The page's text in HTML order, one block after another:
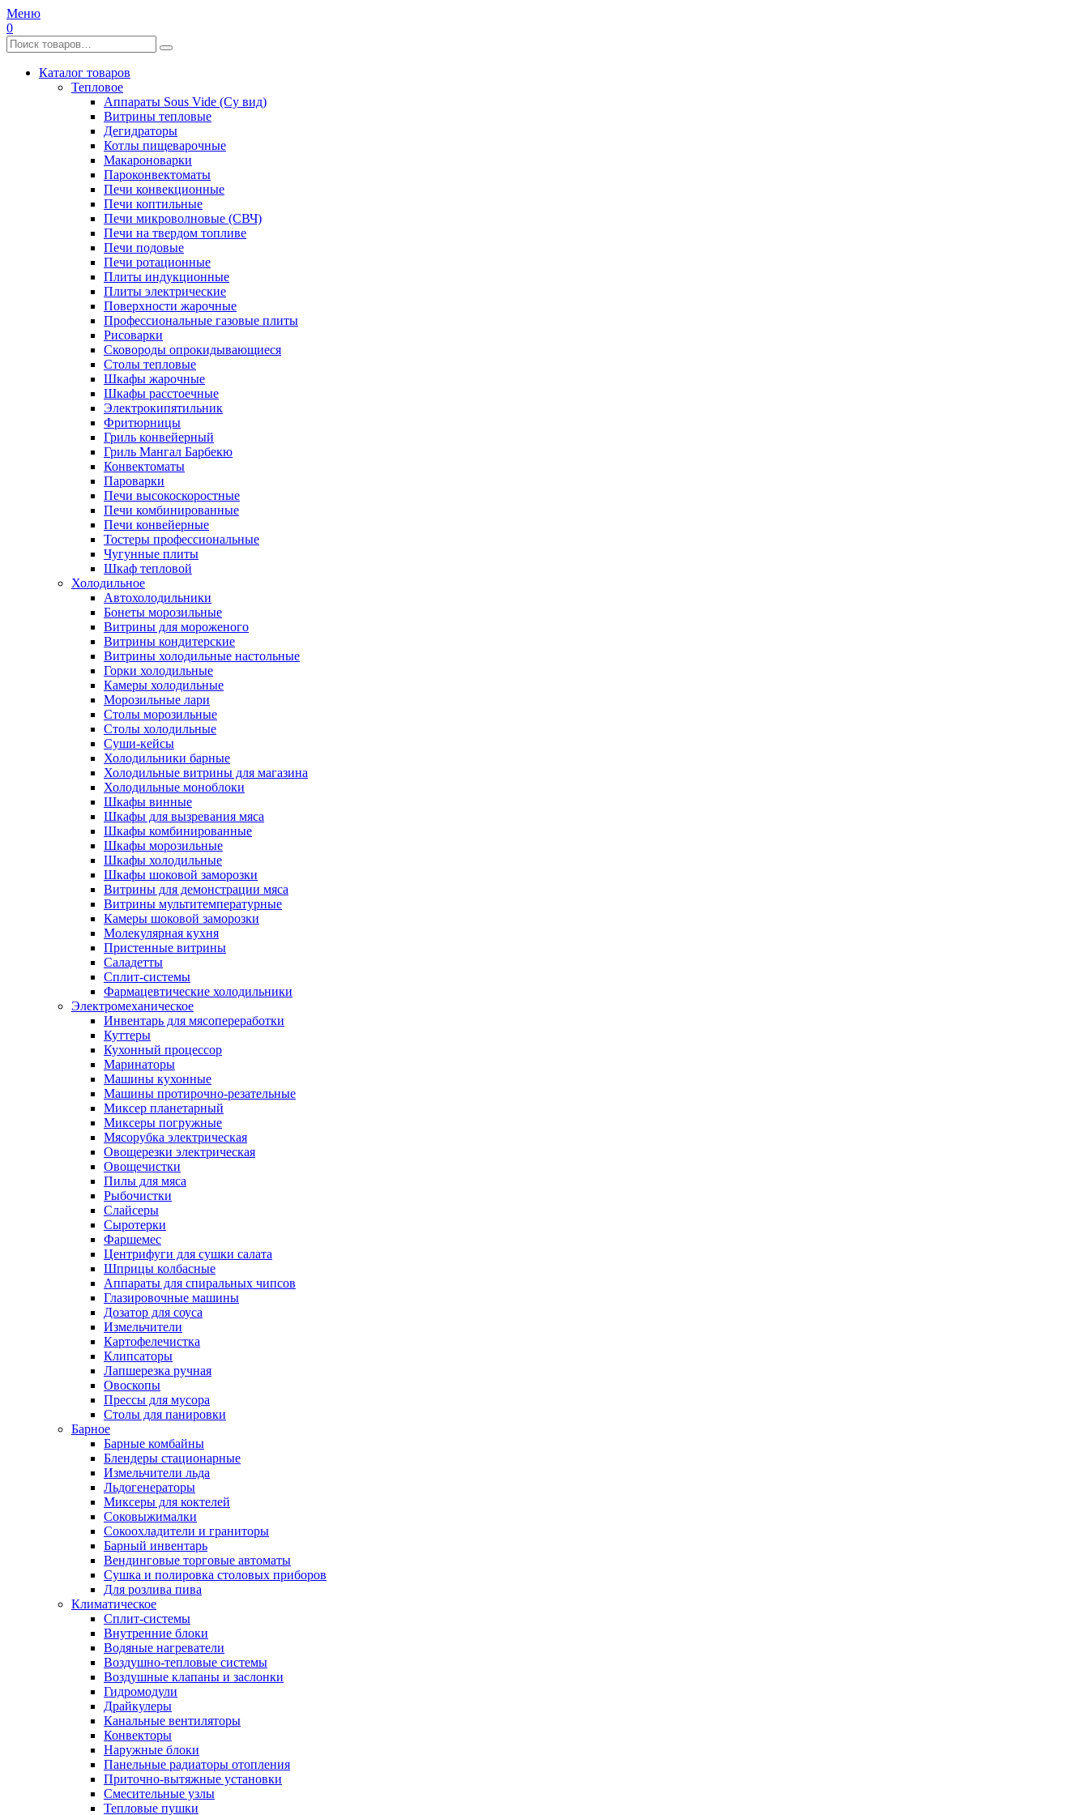
Меню
0
Каталог товаров
Тепловое
Аппараты Sous Vide (Су вид)
Витрины тепловые
Дегидраторы
Котлы пищеварочные
Макароноварки
Пароконвектоматы
Печи конвекционные
Печи коптильные
Печи микроволновые (СВЧ)
Печи на твердом топливе
Печи подовые
Печи ротационные
Плиты индукционные
Плиты электрические
Поверхности жарочные
Профессиональные газовые плиты
Рисоварки
Сковороды опрокидывающиеся
Столы тепловые
Шкафы жарочные
Шкафы расстоечные
Электрокипятильник
Фритюрницы
Гриль конвейерный
Гриль Мангал Барбекю
Конвектоматы
Пароварки
Печи высокоскоростные
Печи комбинированные
Печи конвейерные
Тостеры профессиональные
Чугунные плиты
Шкаф тепловой
Холодильное
Автохолодильники
Бонеты морозильные
Витрины для мороженого
Витрины кондитерские
Витрины холодильные настольные
Горки холодильные
Камеры холодильные
Морозильные лари
Столы морозильные
Столы холодильные
Суши-кейсы
Холодильники барные
Холодильные витрины для магазина
Холодильные моноблоки
Шкафы винные
Шкафы для вызревания мяса
Шкафы комбинированные
Шкафы морозильные
Шкафы холодильные
Шкафы шоковой заморозки
Витрины для демонстрации мяса
Витрины мультитемпературные
Камеры шоковой заморозки
Молекулярная кухня
Пристенные витрины
Саладетты
Сплит-системы
Фармацевтические холодильники
Электромеханическое
Инвентарь для мясопереработки
Куттеры
Кухонный процессор
Маринаторы
Машины кухонные
Машины протирочно-резательные
Миксер планетарный
Миксеры погружные
Мясорубка электрическая
Овощерезки электрическая
Овощечистки
Пилы для мяса
Рыбочистки
Слайсеры
Сыротерки
Фаршемес
Центрифуги для сушки салата
Шприцы колбасные
Аппараты для спиральных чипсов
Глазировочные машины
Дозатор для соуса
Измельчители
Картофелечистка
Клипсаторы
Лапшерезка ручная
Овоскопы
Прессы для мусора
Столы для панировки
Барное
Барные комбайны
Блендеры стационарные
Измельчители льда
Льдогенераторы
Миксеры для коктелей
Соковыжималки
Сокоохладители и граниторы
Барный инвентарь
Вендинговые торговые автоматы
Сушка и полировка столовых приборов
Для розлива пива
Климатическое
Сплит-системы
Внутренние блоки
Водяные нагреватели
Воздушно-тепловые системы
Воздушные клапаны и заслонки
Гидромодули
Драйкулеры
Канальные вентиляторы
Конвекторы
Наружные блоки
Панельные радиаторы отопления
Приточно-вытяжные установки
Смесительные узлы
Тепловые пушки